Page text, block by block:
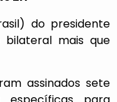
do presidente
bilateral mais que
assinados sete